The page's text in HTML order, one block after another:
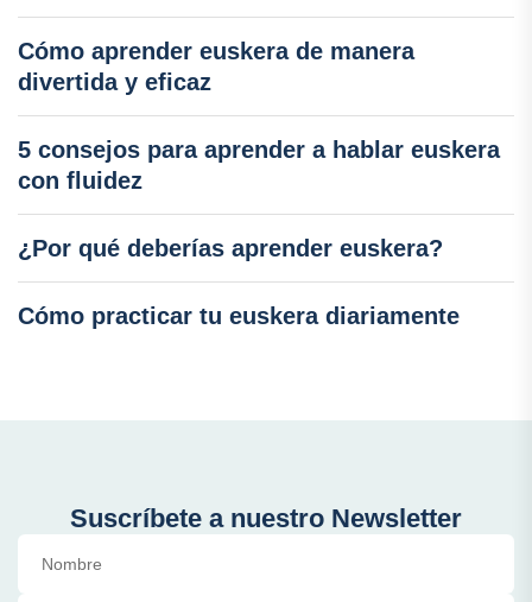
Cómo aprender euskera de manera
divertida y eficaz
5 consejos para aprender a hablar euskera
con fluidez
¿Por qué deberías aprender euskera?
Cómo practicar tu euskera diariamente
Suscríbete a nuestro Newsletter